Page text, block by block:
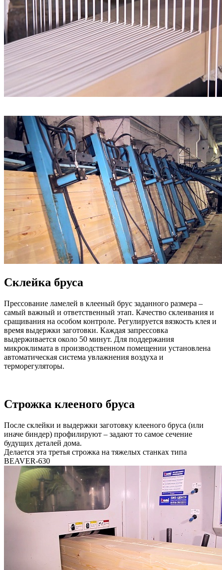
Склейка бруса
Прессование ламелей в клееный брус заданного размера –
самый важный и ответственный этап. Качество склеивания и
сращивания на особом контроле. Регулируется вязкость клея и
время выдержки заготовки. Каждая запрессовка
выдерживается около 50 минут. Для поддержания
микроклимата в производственном помещении установлена
автоматическая система увлажнения воздуха и
терморегуляторы.
Строжка клееного бруса
После склейки и выдержки заготовку клееного бруса (или
иначе биндер) профилируют – задают то самое сечение
будущих деталей дома.
Делается эта третья строжка на тяжелых станках типа
BEAVER-630